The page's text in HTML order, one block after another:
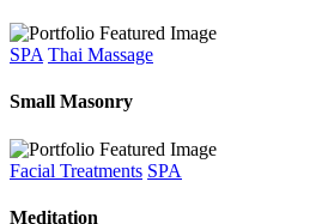
SPA Thai Massage
Small Masonry
Facial Treatments SPA
Meditation